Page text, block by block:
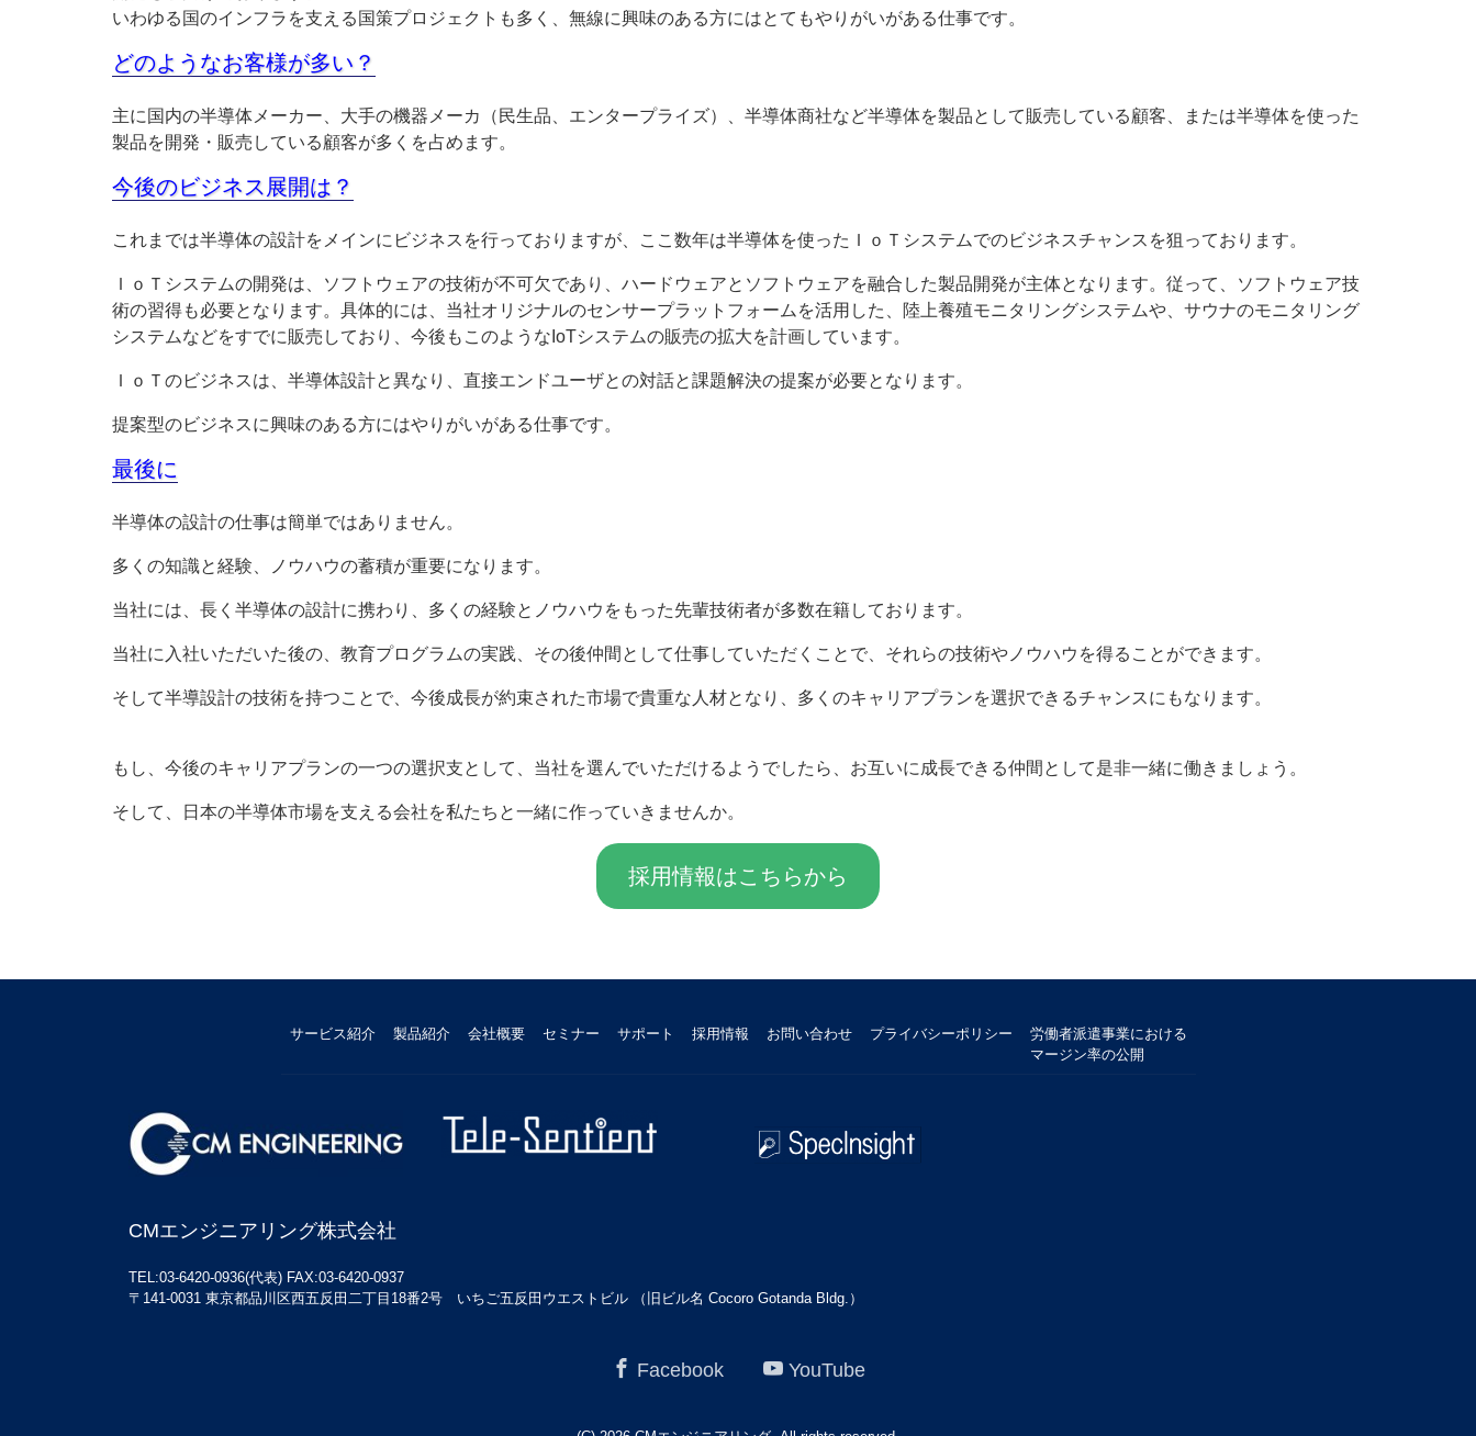
いわゆる国のインフラを支える国策プロジェクトも多く、無線に興味のある方にはとてもやりがいがある仕事です。
どのようなお客様が多い？
主に国内の半導体メーカー、大手の機器メーカ（民生品、エンタープライズ）、半導体商社など半導体を製品として販売している顧客、または半導体を使った
製品を開発・販売している顧客が多くを占めます。
今後のビジネス展開は？
これまでは半導体の設計をメインにビジネスを行っておりますが、ここ数年は半導体を使ったＩｏＴシステムでのビジネスチャンスを狙っております。
ＩｏＴシステムの開発は、ソフトウェアの技術が不可欠であり、ハードウェアとソフトウェアを融合した製品開発が主体となります。従って、ソフトウェア技
術の習得も必要となります。具体的には、当社オリジナルのセンサープラットフォームを活用した、陸上養殖モニタリングシステムや、サウナのモニタリング
システムなどをすでに販売しており、今後もこのようなIoTシステムの販売の拡大を計画しています。
ＩｏＴのビジネスは、半導体設計と異なり、直接エンドユーザとの対話と課題解決の提案が必要となります。
提案型のビジネスに興味のある方にはやりがいがある仕事です。
最後に
半導体の設計の仕事は簡単ではありません。
多くの知識と経験、ノウハウの蓄積が重要になります。
当社には、長く半導体の設計に携わり、多くの経験とノウハウをもった先輩技術者が多数在籍しております。
当社に入社いただいた後の、教育プログラムの実践、その後仲間として仕事していただくことで、それらの技術やノウハウを得ることができます。
そして半導設計の技術を持つことで、今後成長が約束された市場で貴重な人材となり、多くのキャリアプランを選択できるチャンスにもなります。
もし、今後のキャリアプランの一つの選択支として、当社を選んでいただけるようでしたら、お互いに成長できる仲間として是非一緒に働きましょう。
そして、日本の半導体市場を支える会社を私たちと一緒に作っていきませんか。
採用情報はこちらから
サービス紹介 製品紹介 会社概要 セミナー サポート 採用情報 お問い合わせ プライバシーポリシー
労働者派遣事業における
マージン率の公開
CMエンジニアリング株式会社
TEL:03-6420-0936(代表) FAX:03-6420-0937
〒141-0031 東京都品川区西五反田二丁目18番2号 いちご五反田ウエストビル （旧ビル名 Cocoro Gotanda Bldg.）
Facebook YouTube